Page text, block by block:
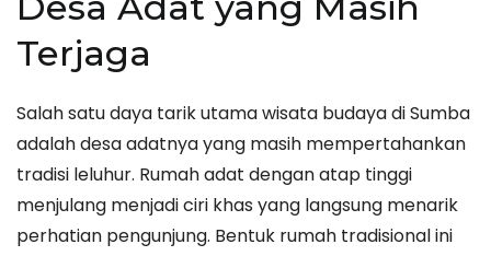
Terjaga
Salah satu daya tarik utama wisata budaya di Sumba
adalah desa adatnya yang masih mempertahankan
tradisi leluhur. Rumah adat dengan atap tinggi
menjulang menjadi ciri khas yang langsung menarik
perhatian pengunjung. Bentuk rumah tradisional ini